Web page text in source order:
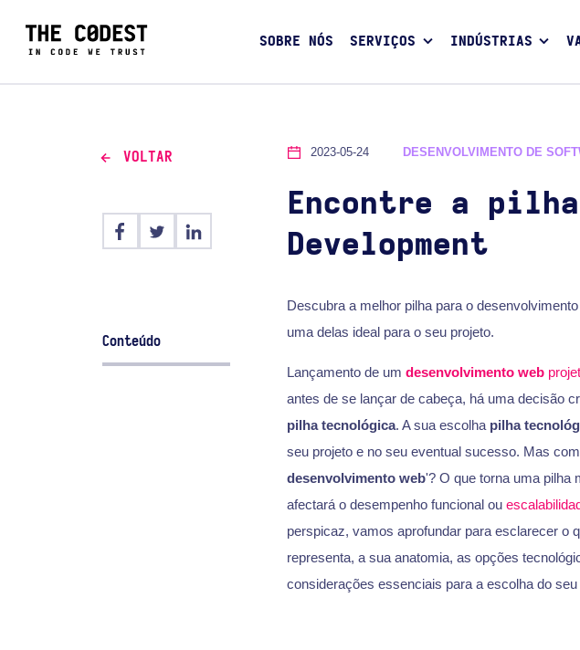
SOBRE NÓS SERVIÇOS INDÚSTRIAS
VOLTAR
Conteúdo
2023-05-24 DESENVOLVIMENTO DE
Encontre a
Development
Descubra a melhor pilha para o
uma delas ideal para o seu projeto.
Lançamento de um desenvolvimento web
antes de se lançar de cabeça, há uma decisão
pilha tecnológica. A sua escolha pilha
seu projeto e no seu eventual sucesso. Mas
desenvolvimento web'? O que torna uma pilha
afectará o desempenho funcional ou
perspicaz, vamos aprofundar para esclarecer o
representa, a sua anatomia, as opções
considerações essenciais para a escolha do seu